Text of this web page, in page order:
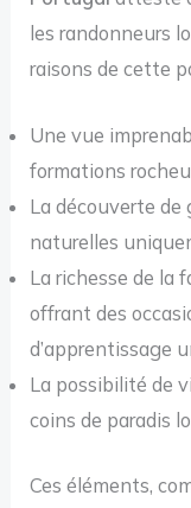
les randonneurs
raisons de cette
Une vue
formations
La découverte de
naturelles
La richesse de la
offrant des
d’apprentissage
La possibilité de
coins de paradis
Ces éléments,